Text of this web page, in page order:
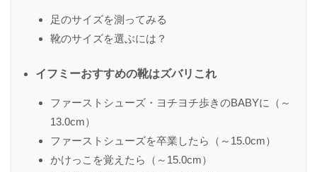
足のサイズを測ってみる
靴のサイズを選ぶには？
イフミーおすすめの靴はズバリこれ
ファーストシューズ・ヨチヨチ歩きのBABYに（～
13.0cm）
ファーストシューズを卒業したら（～15.0cm）
かけっこを覚えたら（～15.0cm）